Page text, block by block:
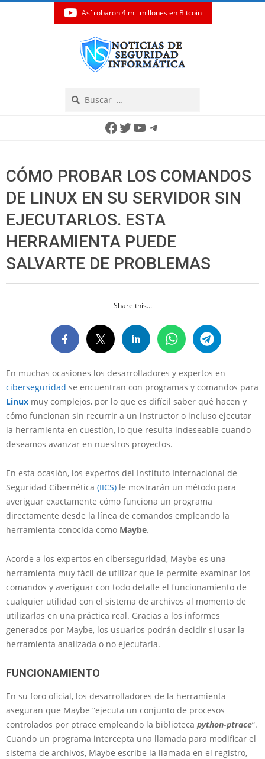
Así robaron 4 mil millones en Bitcoin
Facebook
Twitter
YouTube
Telegram
CÓMO PROBAR LOS COMANDOS
DE LINUX EN SU SERVIDOR SIN
EJECUTARLOS. ESTA
HERRAMIENTA PUEDE
SALVARTE DE PROBLEMAS
Share this...
En muchas ocasiones los desarrolladores y expertos en
ciberseguridad se encuentran con programas y comandos para
Linux muy complejos, por lo que es difícil saber qué hacen y
cómo funcionan sin recurrir a un instructor o incluso ejecutar
la herramienta en cuestión, lo que resulta indeseable cuando
deseamos avanzar en nuestros proyectos.
En esta ocasión, los expertos del Instituto Internacional de
Seguridad Cibernética (IICS) le mostrarán un método para
averiguar exactamente cómo funciona un programa
directamente desde la línea de comandos empleando la
herramienta conocida como Maybe.
Acorde a los expertos en ciberseguridad, Maybe es una
herramienta muy fácil de utilizar que le permite examinar los
comandos y averiguar con todo detalle el funcionamiento de
cualquier utilidad con el sistema de archivos al momento de
utilizarlas en una práctica real. Gracias a los informes
generados por Maybe, los usuarios podrán decidir si usar la
herramienta analizada o no ejecutarla.
FUNCIONAMIENTO
En su foro oficial, los desarrolladores de la herramienta
aseguran que Maybe “ejecuta un conjunto de procesos
controlados por ptrace empleando la biblioteca python-ptrace“.
Cuando un programa intercepta una llamada para modificar el
sistema de archivos, Maybe escribe la llamada en el registro,